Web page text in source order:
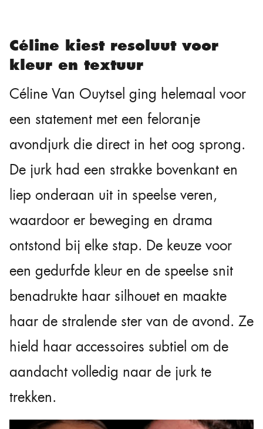
Céline kiest resoluut voor
kleur en textuur
Céline Van Ouytsel ging helemaal voor
een statement met een feloranje
avondjurk die direct in het oog sprong.
De jurk had een strakke bovenkant en
liep onderaan uit in speelse veren,
waardoor er beweging en drama
ontstond bij elke stap. De keuze voor
een gedurfde kleur en de speelse snit
benadrukte haar silhouet en maakte
haar de stralende ster van de avond. Ze
hield haar accessoires subtiel om de
aandacht volledig naar de jurk te
trekken.